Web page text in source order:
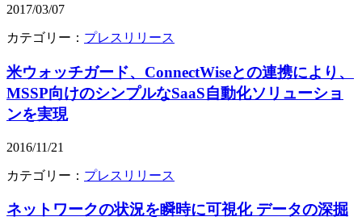
2017/03/07
カテゴリー： プレスリリース
米ウォッチガード、ConnectWiseとの連携により、
MSSP向けのシンプルなSaaS自動化ソリューショ
ンを実現
2016/11/21
カテゴリー： プレスリリース
ネットワークの状況を瞬時に可視化 データの深掘